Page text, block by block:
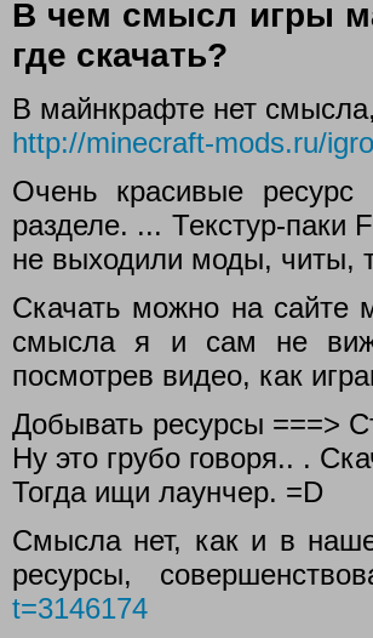
В чем смысл игры
где скачать?
В майнкрафте нет
http://minecraft-mods.ru/
Очень красивые
разделе. ... Текстур-паки
не выходили моды, читы,
Скачать можно на сайте
смысла я и сам не
посмотрев видео, как
Добывать ресурсы ===>
Ну это грубо говоря.. .
Тогда ищи лаунчер. =D
Смысла нет, как и в
ресурсы,
t=3146174